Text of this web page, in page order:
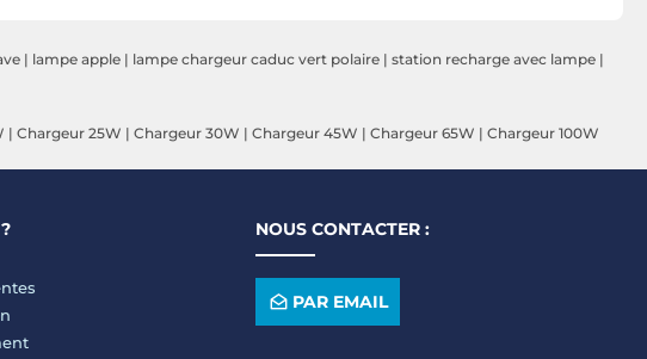
| lampe apple | lampe chargeur caduc vert polaire | station recharge avec lampe |
| Chargeur 25W | Chargeur 30W | Chargeur 45W | Chargeur 65W | Chargeur 100W
NOUS CONTACTER :
PAR EMAIL